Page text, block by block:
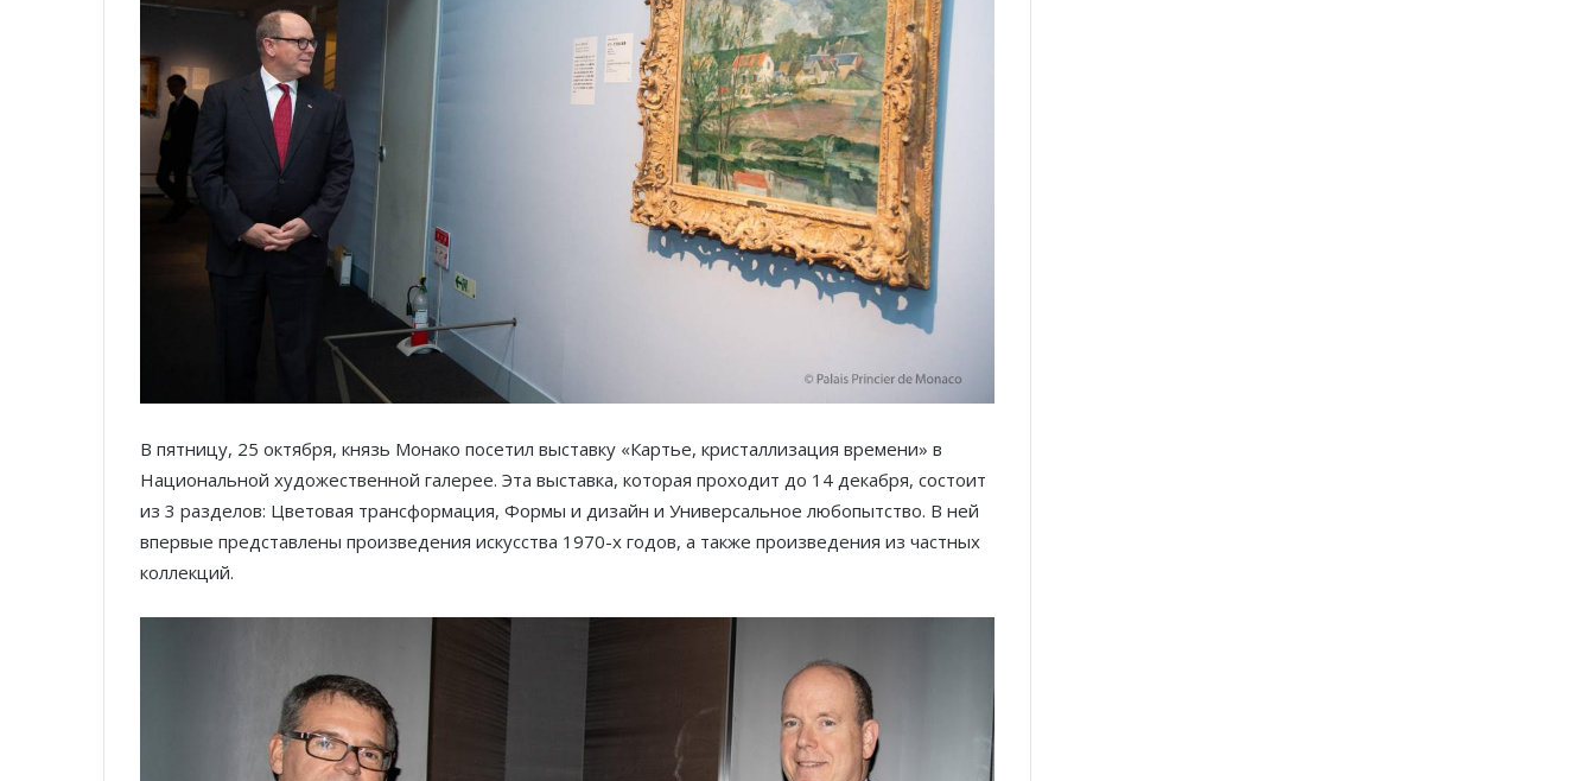
В пятницу, 25 октября, князь Монако посетил выставку «Картье, кристаллизация времени» в
Национальной художественной галерее. Эта выставка, которая проходит до 14 декабря, состоит
из 3 разделов: Цветовая трансформация, Формы и дизайн и Универсальное любопытство. В ней
впервые представлены произведения искусства 1970-х годов, а также произведения из частных
коллекций.